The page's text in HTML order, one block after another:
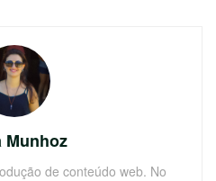
Munhoz
de conteúdo web. No